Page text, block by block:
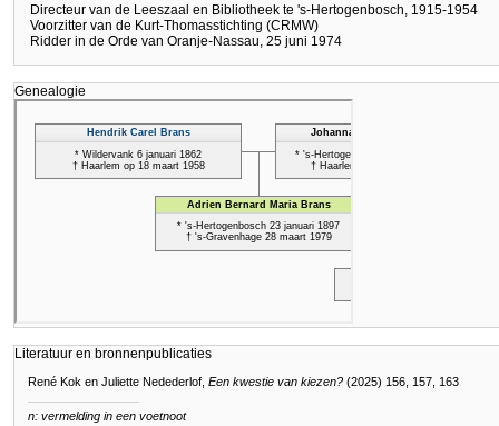
Directeur van de Leeszaal en Bibliotheek te 's-Hertogenbosch, 1915-1954
Voorzitter van de Kurt-Thomasstichting (CRMW)
Ridder in de Orde van Oranje-Nassau, 25 juni 1974
Genealogie
Literatuur en bronnenpublicaties
René Kok en Juliette Nedederlof, Een kwestie van kiezen? (2025) 156, 157, 163
n: vermelding in een voetnoot